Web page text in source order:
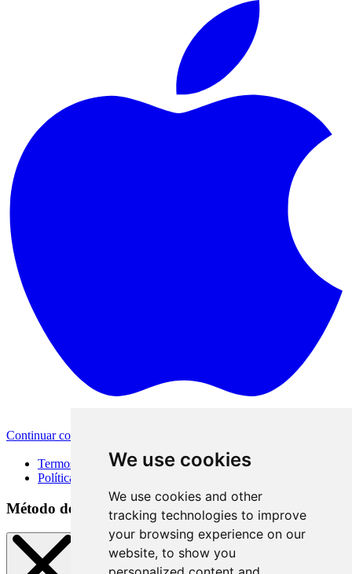
We use cookies
We use cookies and other
tracking technologies to improve
your browsing experience on our
website, to show you
Continuar com a Apple
Termos de Uso
Política de Privacidade
Método de acesso